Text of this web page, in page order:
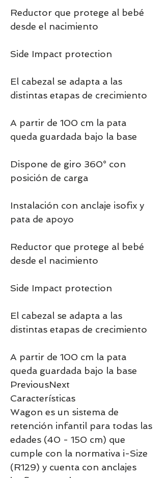
Reductor que protege al bebé
desde el nacimiento
Side Impact protection
El cabezal se adapta a las
distintas etapas de crecimiento
A partir de 100 cm la pata
queda guardada bajo la base
Dispone de giro 360° con
posición de carga
Instalación con anclaje isofix y
pata de apoyo
Reductor que protege al bebé
desde el nacimiento
Side Impact protection
El cabezal se adapta a las
distintas etapas de crecimiento
A partir de 100 cm la pata
queda guardada bajo la base
PreviousNext
Características
Wagon es un sistema de
retención infantil para todas las
edades (40 - 150 cm) que
cumple con la normativa i-Size
(R129) y cuenta con anclajes